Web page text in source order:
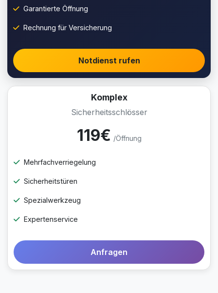
Garantierte Öffnung
Rechnung für Versicherung
Notdienst rufen
Komplex
Sicherheitsschlösser
119€ /Öffnung
Mehrfachverriegelung
Sicherheitstüren
Spezialwerkzeug
Expertenservice
Anfragen